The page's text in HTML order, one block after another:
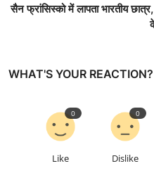
सैन फ्रांसिस्को में लापता भारतीय
WHAT'S YOUR REACTION?
Like
0
Dislike
0